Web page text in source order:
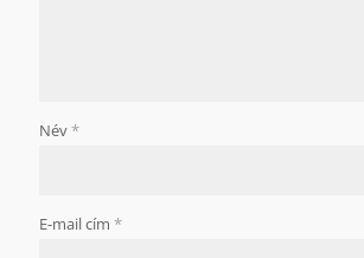
Név*
E-mail cím *